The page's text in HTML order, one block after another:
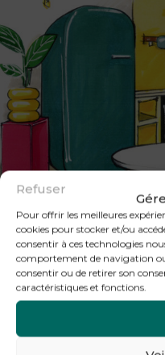
Pour offrir les meilleures
cookies pour stocker et/ou
consentir à ces technologies
comportement de navigation ou
consentir ou de retirer son
caractéristiques et fonctions.
Refuser